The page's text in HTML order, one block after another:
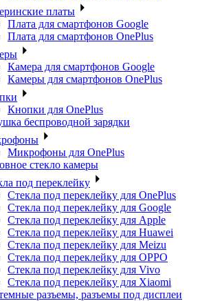
платы
Плата для смартфонов Google
Плата для смартфонов OnePlus
Камера для смартфонов Google
Камеры для смартфонов OnePlus
Кнопки для OnePlus
беспроводной зарядки
Микрофоны для OnePlus
стекло камеры
под переклейку
Стекла под переклейку для OnePlus
Стекла под переклейку для Google
Стекла под переклейку для Apple
Стекла под переклейку для Huawei
Стекла под переклейку для Meizu
Стекла под переклейку для OPPO
Стекла под переклейку для Vivo
Стекла под переклейку для Xiaomi
разъемы, разъемы под дисплеи